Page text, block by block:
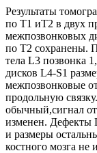
Результаты
по Т1 иТ2 в двух
межпозвонковых
по Т2 сохранены.
тела L3 позвонка
дисков L4-S1
межпозвонковые
продольную
обычный,сигнал
изменен. Дефекты
и размеры
костного мозга не